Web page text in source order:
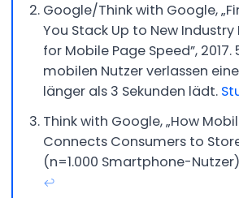
Google/Think with Google,
You Stack Up to New
for Mobile Page Speed”, 2017.
mobilen Nutzer verlassen
länger als 3 Sekunden lädt.
Think with Google, „How
Connects Consumers to
(n=1.000 Smartphone-
↩